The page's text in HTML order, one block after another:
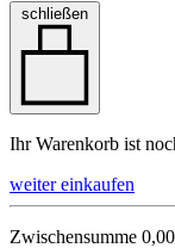
schließen
Ihr Warenkorb ist
weiter einkaufen
Zwischensumme